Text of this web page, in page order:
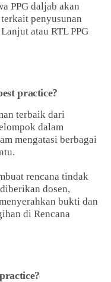
PPG daljab akan
penyusunan
atau RTL PPG
practice?
terbaik dari
dalam
mengatasi berbagai
rencana tindak
dosen,
bukti dan
di Rencana